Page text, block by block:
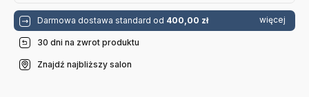
Darmowa dostawa standard od 400,00 zł więcej
30 dni na zwrot produktu
Znajdź najbliższy salon